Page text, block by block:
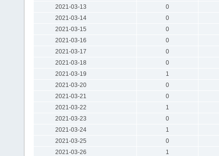
2021-03-13
0
2021-03-14
0
2021-03-15
0
2021-03-16
0
2021-03-17
0
2021-03-18
0
2021-03-19
1
2021-03-20
0
2021-03-21
0
2021-03-22
1
2021-03-23
0
2021-03-24
1
2021-03-25
0
2021-03-26
1